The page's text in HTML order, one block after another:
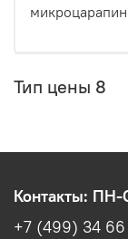
Тип цены 8
Контакты: ПН-
+7 (499) 34